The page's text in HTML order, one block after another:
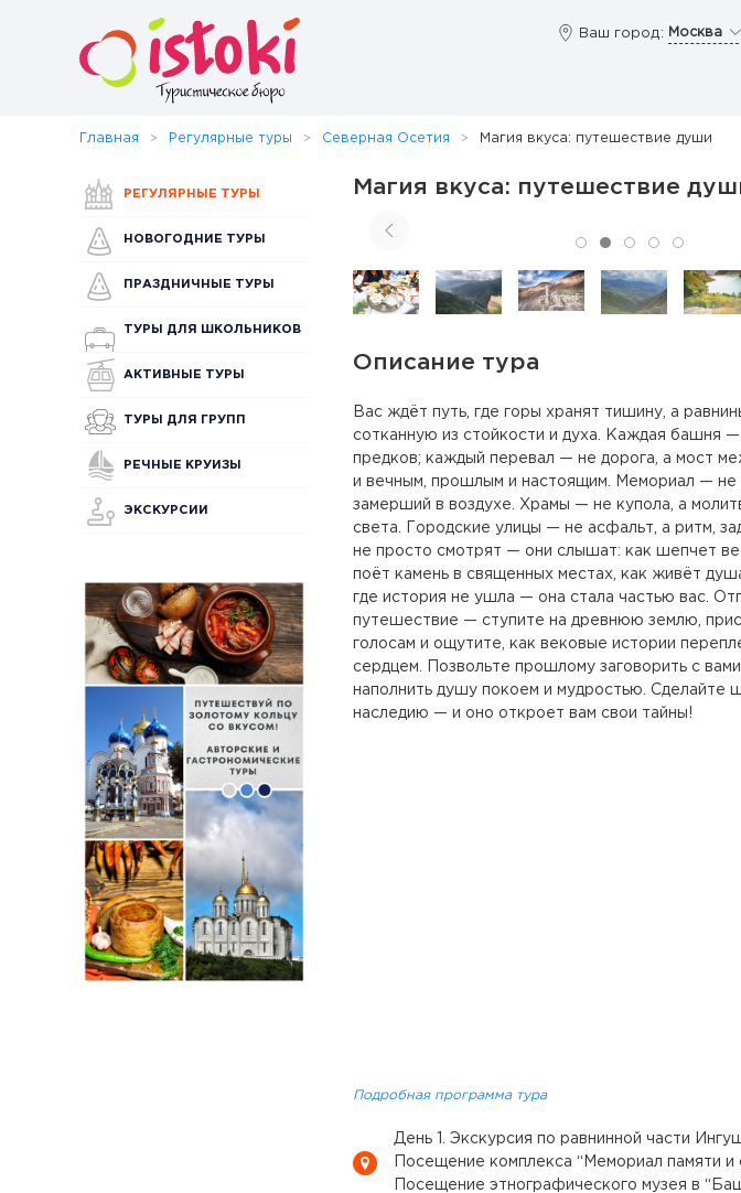
Ваш город: Москва
Главная Регулярные туры Северная Осетия Магия вкуса: путешествие души
Магия вкуса: путешествие
Описание тура
Вас ждёт путь, где горы хранят тишину, а
сотканную из стойкости и духа. Каждая башня —
предков; каждый перевал — не дорога, а мост
и вечным, прошлым и настоящим. Мемориал — не
замерший в воздухе. Храмы — не купола, а
света. Городские улицы — не асфальт, а ритм,
не просто смотрят — они слышат: как шепчет
поёт камень в священных местах, как живёт
где история не ушла — она стала частью вас.
путешествие — ступите на древнюю землю,
голосам и ощутите, как вековые истории
сердцем. Позвольте прошлому заговорить с
наполнить душу покоем и мудростью. Сделайте
наследию — и оно откроет вам свои тайны!
Подробная программа тура
День 1. Экскурсия по равнинной части
Посещение комплекса “Мемориал памяти и
Посещение этнографического музея в
РЕГУЛЯРНЫЕ ТУРЫ
НОВОГОДНИЕ ТУРЫ
ПРАЗДНИЧНЫЕ ТУРЫ
ТУРЫ ДЛЯ ШКОЛЬНИКОВ
АКТИВНЫЕ ТУРЫ
ТУРЫ ДЛЯ ГРУПП
РЕЧНЫЕ КРУИЗЫ
ЭКСКУРСИИ